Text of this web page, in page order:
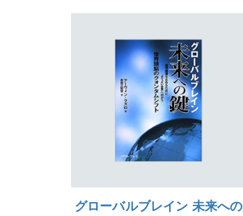
グローバルブレイン 未来への